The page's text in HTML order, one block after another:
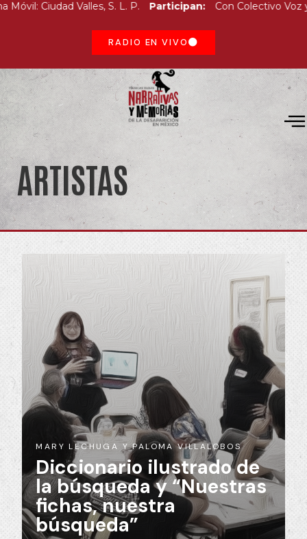
Ciudad Valles, S. L. P. Participan: Con Colectivo Voz y
RADIO EN VIVO
ARTISTAS
MARY LECHUGA Y PALOMA VILLALOBOS
Diccionario ilustrado de
la búsqueda y “Nuestras
fichas, nuestra
búsqueda”